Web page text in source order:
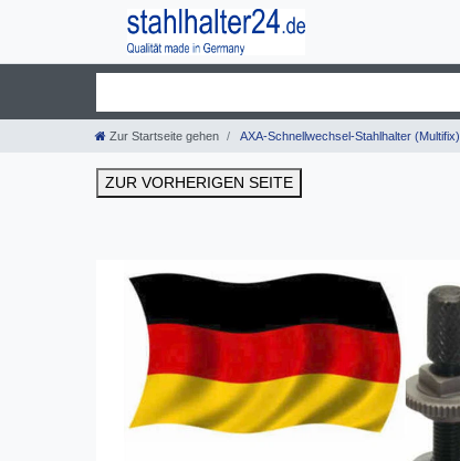
Zur Startseite gehen AXA-Schnellwechsel-Stahlhalter (Multifix)
ZUR VORHERIGEN SEITE